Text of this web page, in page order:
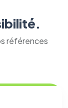
références